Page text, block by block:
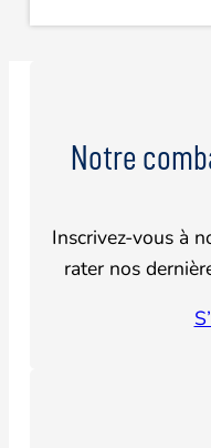
Notre
Inscrivez-vous à
rater nos